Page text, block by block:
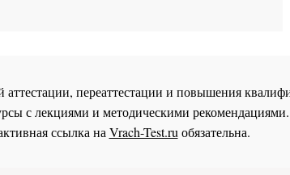
переаттестации и повышения
с лекциями и методическими рекомендациями.
ссылка наVrach-Test.ruобязательна.